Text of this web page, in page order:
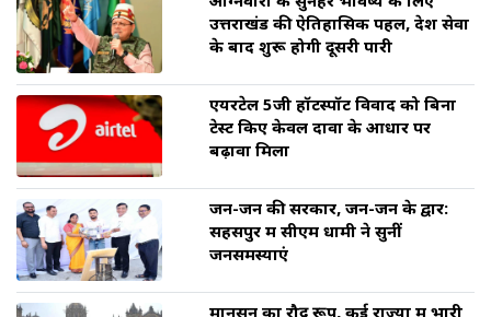
उत्तराखंड की ऐतिहासिक पहल, देश सेवा
के बाद शुरू होगी दूसरी पारी
एयरटेल 5जी हॉटस्पॉट विवाद को बिना
टेस्ट किए केवल दावों के आधार पर
बढ़ावा मिला
जन-जन की सरकार, जन-जन के द्वार:
सहसपुर में सीएम धामी ने सुनीं
जनसमस्याएं